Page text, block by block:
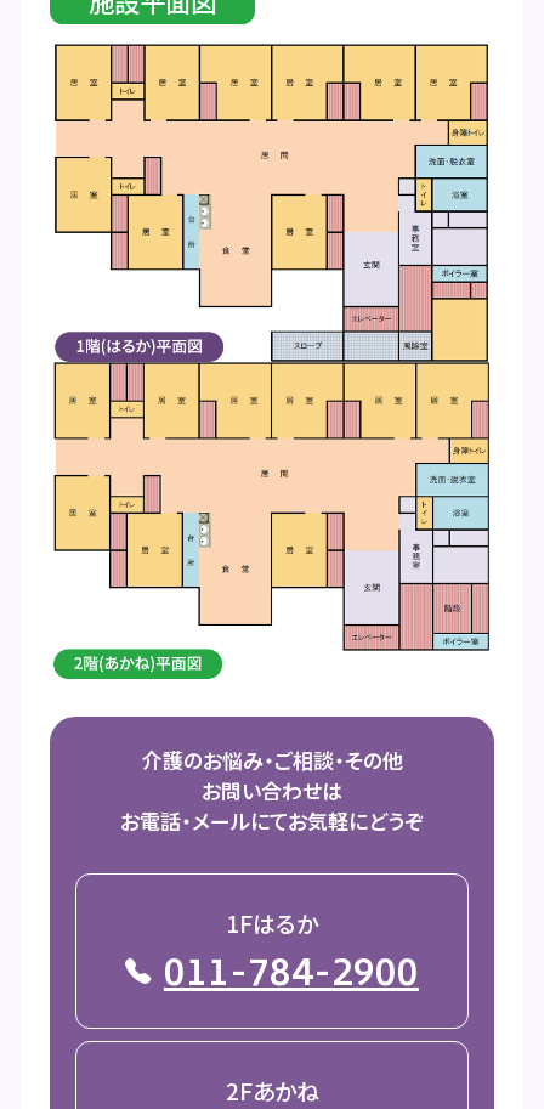
介護のお悩み・ご相談・その他
お問い合わせは
お電話・メールにてお気軽にどうぞ
1Fはるか
011-784-2900
2Fあかね